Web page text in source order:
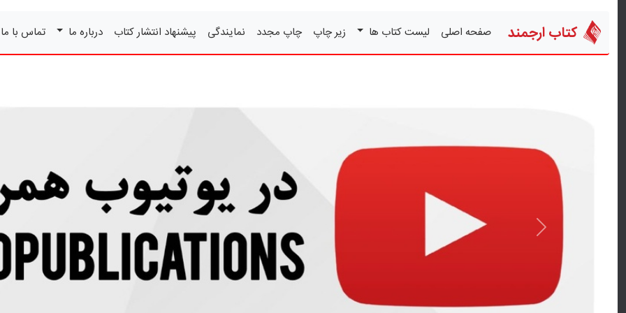
کتاب ارجمند صفحه اصلی لیست کتاب ها زیر چاپ چاپ مجدد نمایندگی پیشنهاد انتشار کتاب درباره ما تماس با
قبلی